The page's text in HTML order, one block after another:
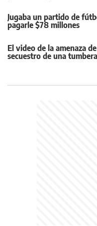
Jugaba un partido de
pagarle $78 millones
El video de la amenaza
secuestro de una tumbera